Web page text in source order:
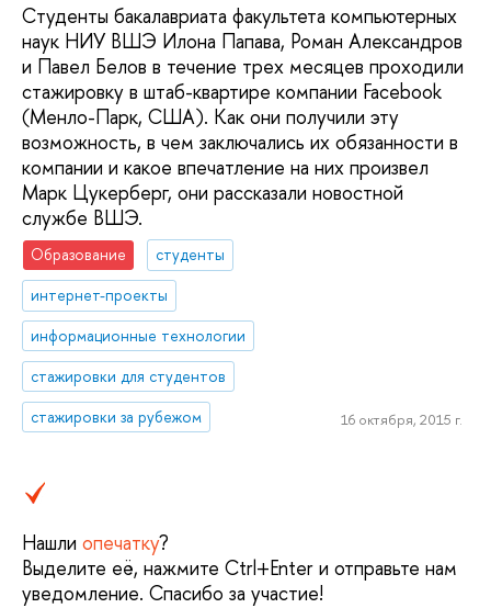
Cтуденты бакалавриата факультета компьютерных
наук НИУ ВШЭ Илона Папава, Роман Александров
и Павел Белов в течение трех месяцев проходили
стажировку в штаб-квартире компании Facebook
(Менло-Парк, США). Как они получили эту
возможность, в чем заключались их обязанности в
компании и какое впечатление на них произвел
Марк Цукерберг, они рассказали новостной
службе ВШЭ.
Образование
студенты
интернет-проекты
информационные технологии
стажировки для студентов
стажировки за рубежом
16 октября, 2015 г.
Нашли опечатку?
Выделите её, нажмите Ctrl+Enter и отправьте нам
уведомление. Спасибо за участие!